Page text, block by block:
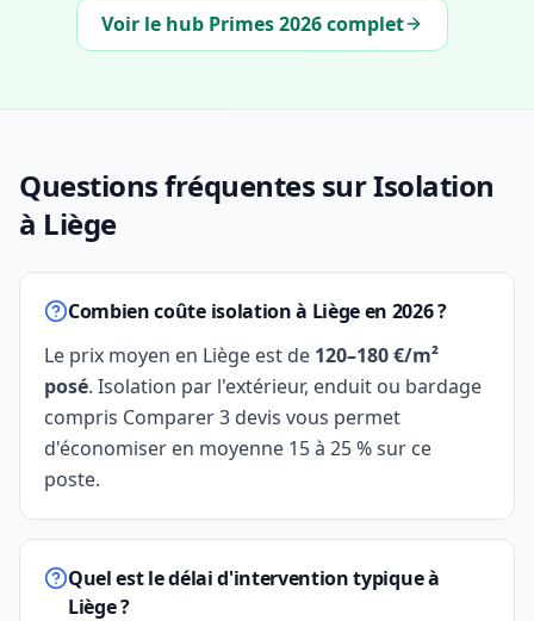
Voir le hub Primes 2026 complet
Questions fréquentes sur Isolation
à Liège
Combien coûte isolation à Liège en 2026 ?
Le prix moyen en Liège est de 120–180 €/m²
posé. Isolation par l'extérieur, enduit ou bardage
compris Comparer 3 devis vous permet
d'économiser en moyenne 15 à 25 % sur ce
poste.
Quel est le délai d'intervention typique à
Liège ?